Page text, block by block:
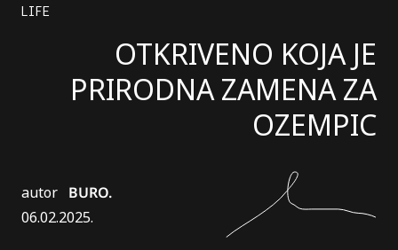
LIFE
OTKRIVENO KOJA JE
PRIRODNA ZAMENA ZA
OZEMPIC
autor BURO.
06.02.2025.